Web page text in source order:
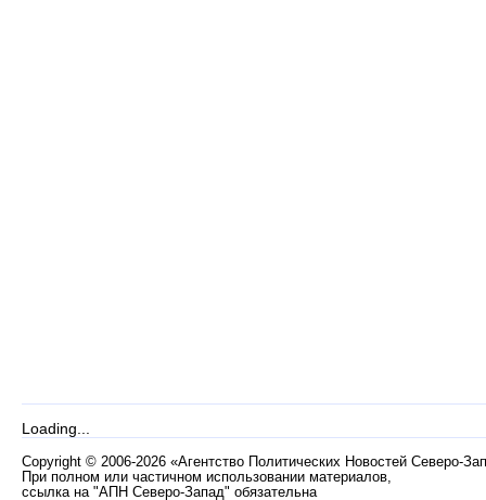
Loading...
Copyright © 2006-2026 «Агентство Политических Новостей Северо-
При полном или частичном использовании материалов,
ссылка на "АПН Северо-Запад" обязательна